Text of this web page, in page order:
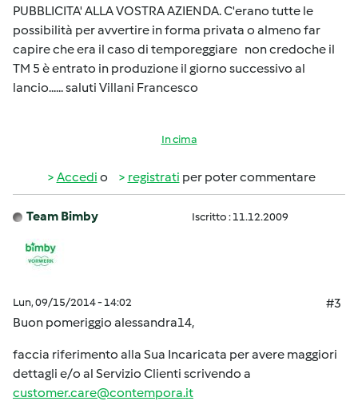
PUBBLICITA' ALLA VOSTRA AZIENDA. C'erano tutte le
possibilità per avvertire in forma privata o almeno far
capire che era il caso di temporeggiare non credoche il
TM 5 è entrato in produzione il giorno successivo al
lancio...... saluti Villani Francesco
In cima
Accedi o registrati per poter commentare
Team Bimby Iscritto : 11.12.2009
Lun, 09/15/2014 - 14:02
#3
Buon pomeriggio alessandra14,
faccia riferimento alla Sua Incaricata per avere maggiori
dettagli e/o al Servizio Clienti scrivendo a
customer.care@contempora.it